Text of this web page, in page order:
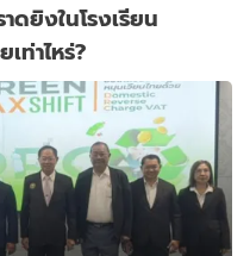
ดยิงในโรงเรียน
ท่าไหร่?